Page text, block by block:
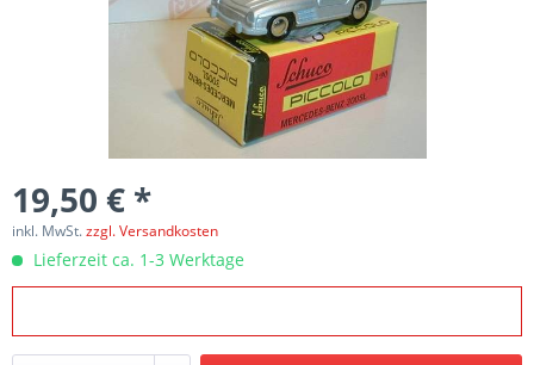
19,50 € *
inkl. MwSt.zzgl. Versandkosten
Lieferzeit ca. 1-3 Werktage